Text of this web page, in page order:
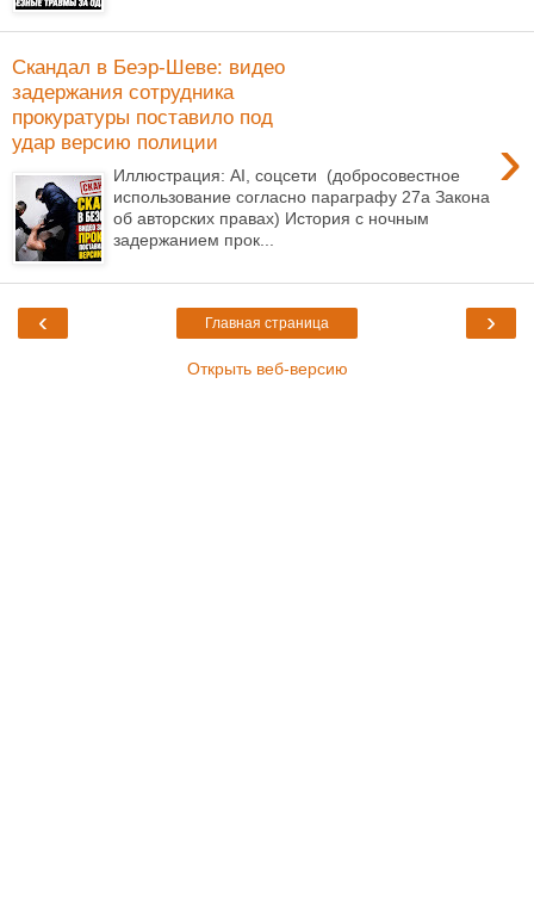
Скандал в Беэр-Шеве: видео
задержания сотрудника
прокуратуры поставило под
удар версию полиции
›
Иллюстрация: AI, соцсети (добросовестное
использование согласно параграфу 27а Закона
об авторских правах) История с ночным
задержанием прок...
‹ ›
Главная страница
Открыть веб-версию